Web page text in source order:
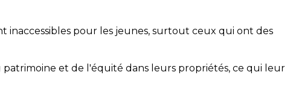
inaccessibles pour les jeunes, surtout ceux qui ont des
et de l'équité dans leurs propriétés, ce qui leur